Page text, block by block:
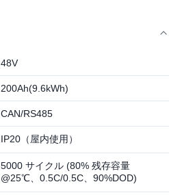
48V
200Ah(9.6kWh)
CAN/RS485
IP20（屋内使用）
5000 サイクル (80% 残存容量
@25℃、0.5C/0.5C、90%DOD)